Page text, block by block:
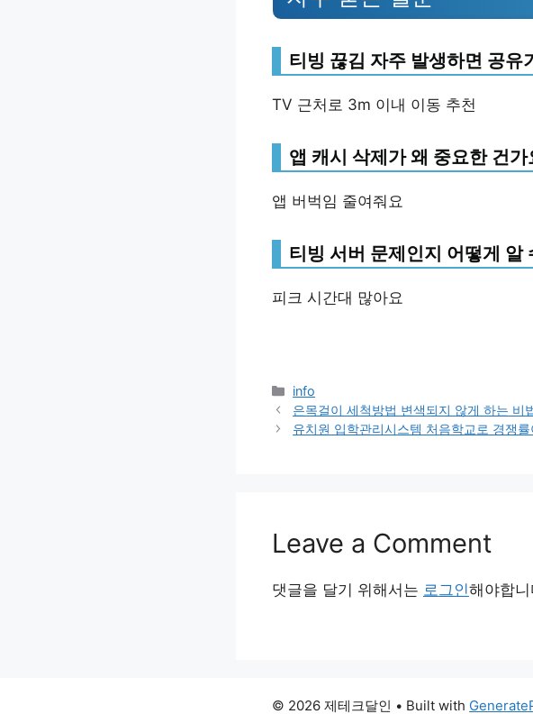
티빙 끊김 자주 발생하면 공
TV 근처로 3m 이내 이동 추천
앱 캐시 삭제가 왜 중요한 건가
앱 버벅임 줄여줘요
티빙 서버 문제인지 어떻게 알
피크 시간대 많아요
Categories
info
은목걸이 세척방법 변색되지 않게 하는 비
유치원 입학관리시스템 처음학교로 경쟁
Leave a Comment
댓글을 달기 위해서는 로그인해야합니
© 2026 제테크달인 • Built with